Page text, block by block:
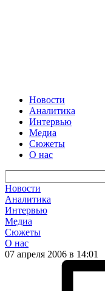
Новости
Аналитика
Интервью
Медиа
Сюжеты
О нас
Новости
Аналитика
Интервью
Медиа
Сюжеты
О нас
07 апреля 2006 в 14:01